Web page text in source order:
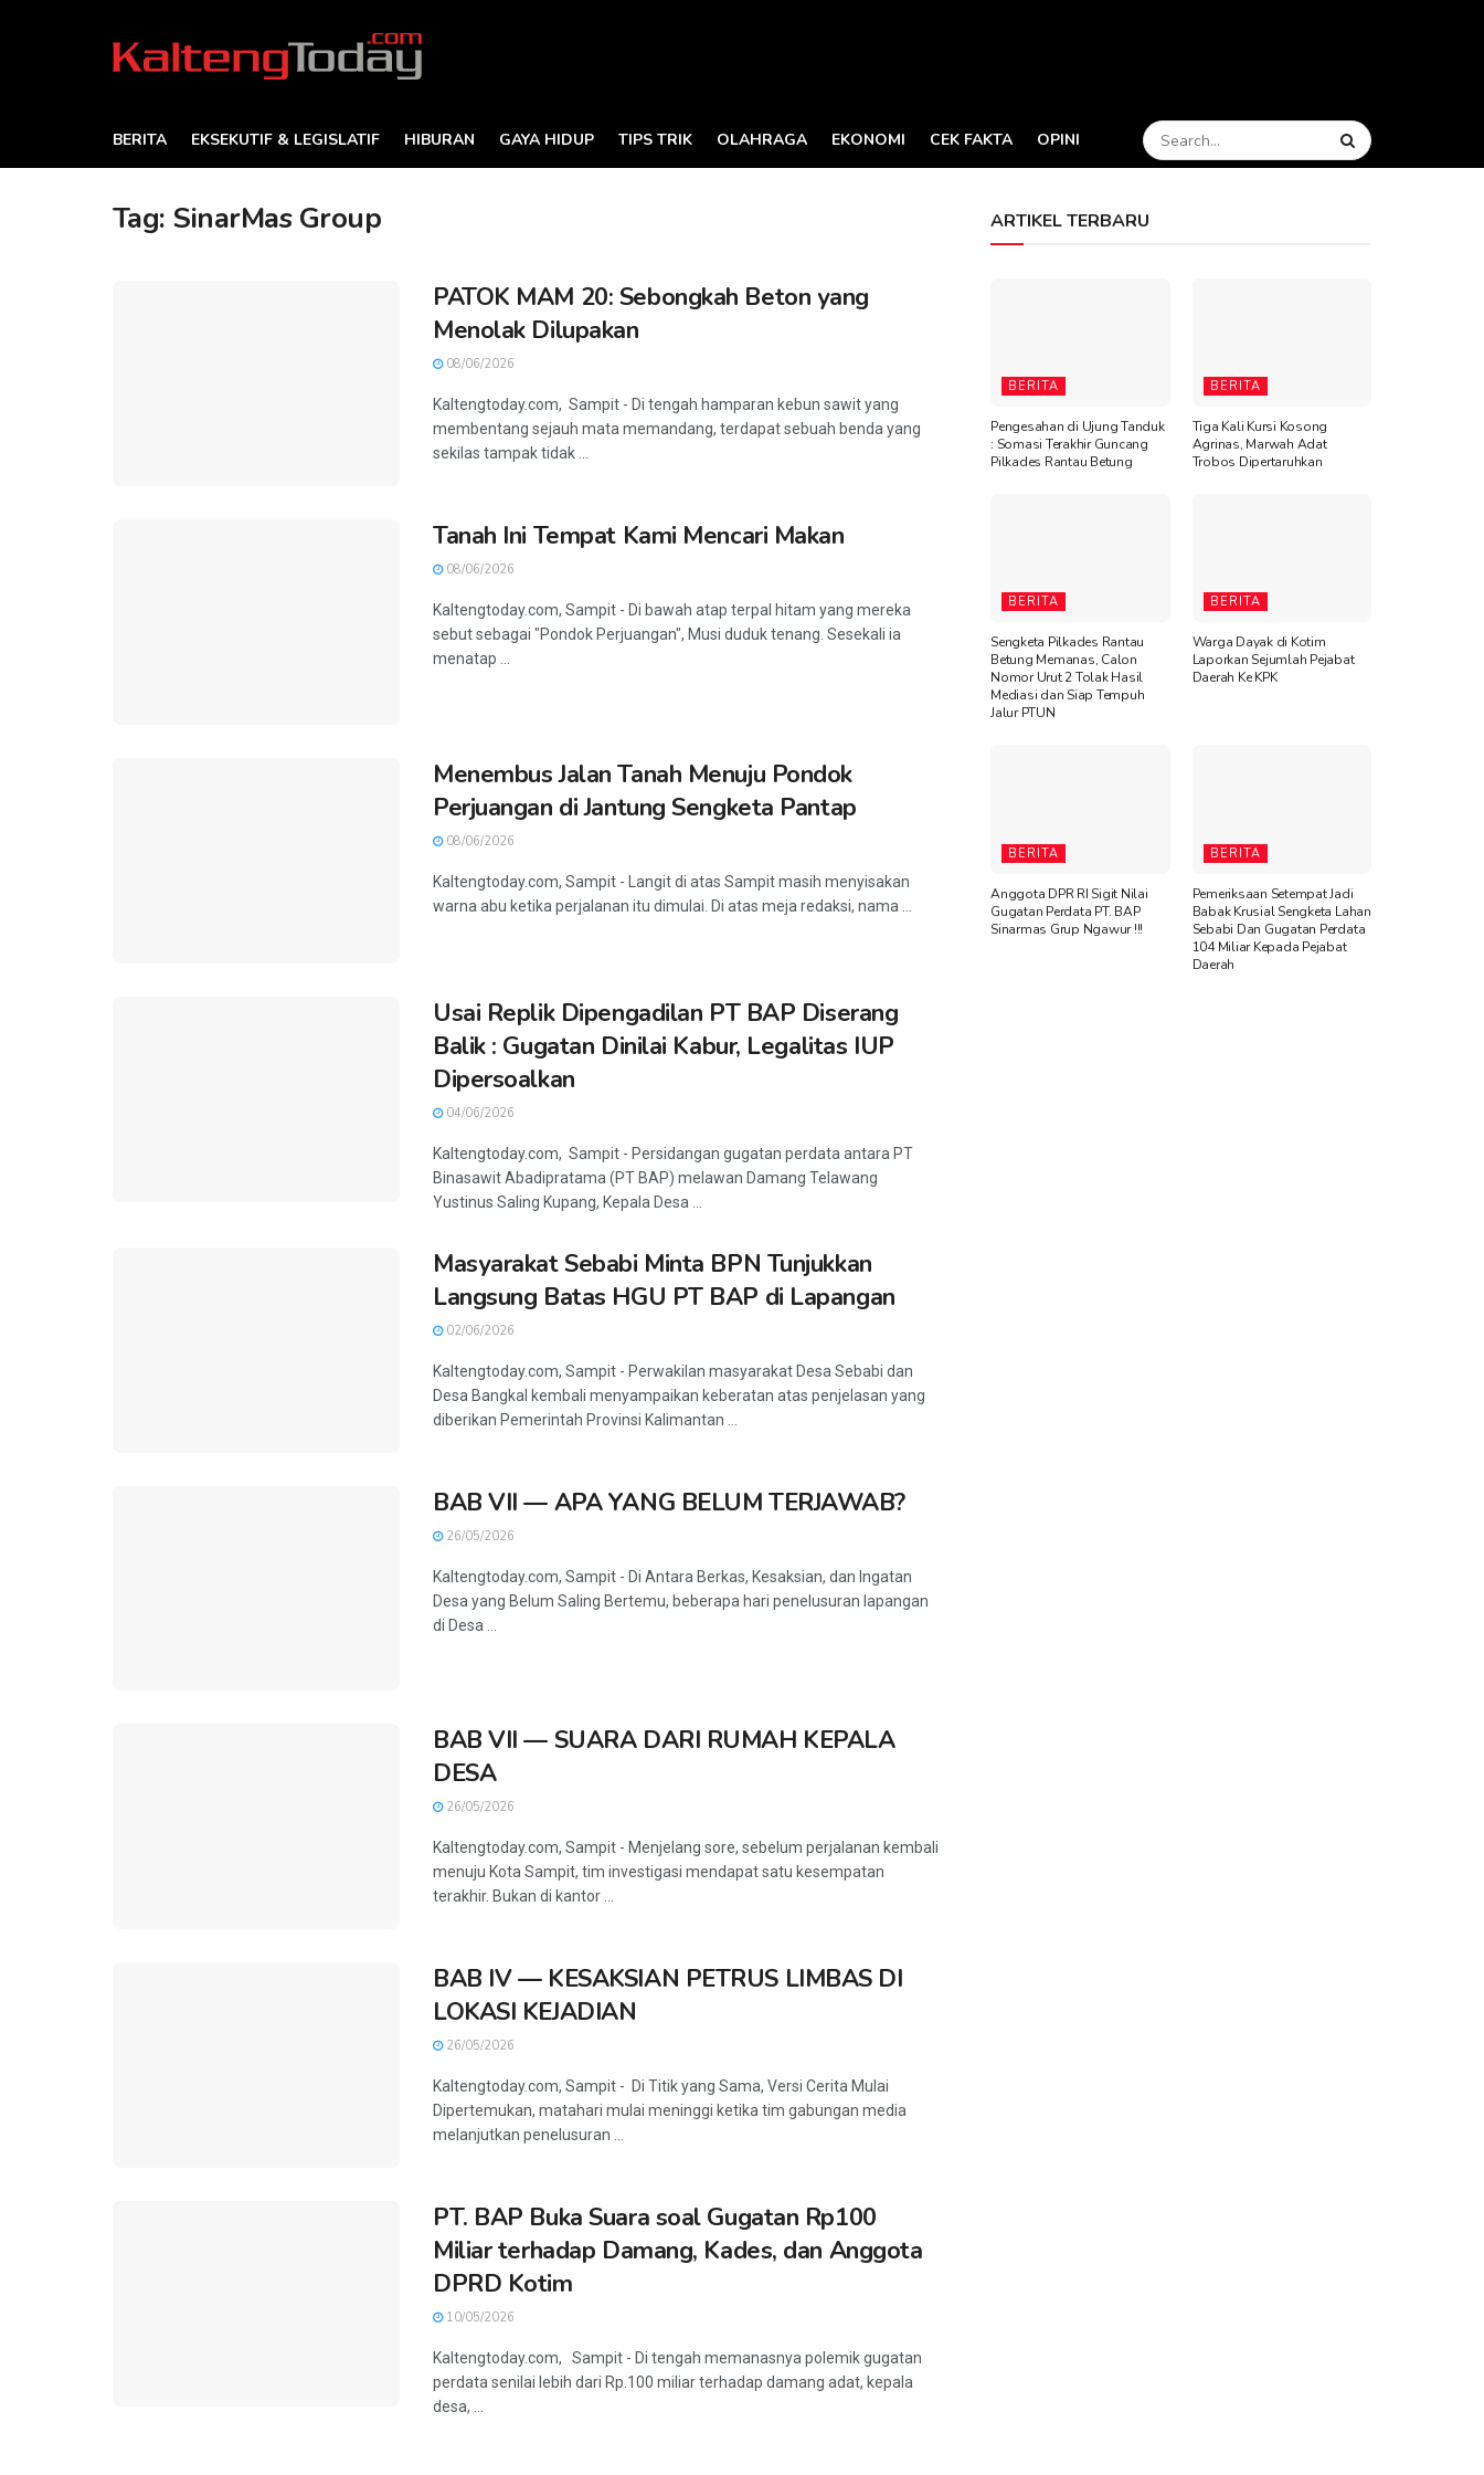
BERITA EKSEKUTIF & LEGISLATIF HIBURAN GAYA HIDUP TIPS TRIK OLAHRAGA EKONOMI CEK FAKTA OPINI
Tag: SinarMas Group
PATOK MAM 20: Sebongkah Beton yang
Menolak Dilupakan
08/06/2026
Kaltengtoday.com, Sampit - Di tengah hamparan kebun sawit yang
membentang sejauh mata memandang, terdapat sebuah benda yang
sekilas tampak tidak ...
Tanah Ini Tempat Kami Mencari Makan
08/06/2026
Kaltengtoday.com, Sampit - Di bawah atap terpal hitam yang mereka
sebut sebagai "Pondok Perjuangan", Musi duduk tenang. Sesekali ia
menatap ...
Menembus Jalan Tanah Menuju Pondok
Perjuangan di Jantung Sengketa Pantap
08/06/2026
Kaltengtoday.com, Sampit - Langit di atas Sampit masih menyisakan
warna abu ketika perjalanan itu dimulai. Di atas meja redaksi, nama ...
Usai Replik Dipengadilan PT BAP Diserang
Balik : Gugatan Dinilai Kabur, Legalitas IUP
Dipersoalkan
04/06/2026
Kaltengtoday.com, Sampit - Persidangan gugatan perdata antara PT
Binasawit Abadipratama (PT BAP) melawan Damang Telawang
Yustinus Saling Kupang, Kepala Desa ...
Masyarakat Sebabi Minta BPN Tunjukkan
Langsung Batas HGU PT BAP di Lapangan
02/06/2026
Kaltengtoday.com, Sampit - Perwakilan masyarakat Desa Sebabi dan
Desa Bangkal kembali menyampaikan keberatan atas penjelasan yang
diberikan Pemerintah Provinsi Kalimantan ...
BAB VII — APA YANG BELUM TERJAWAB?
26/05/2026
Kaltengtoday.com, Sampit - Di Antara Berkas, Kesaksian, dan Ingatan
Desa yang Belum Saling Bertemu, beberapa hari penelusuran lapangan
di Desa ...
BAB VII — SUARA DARI RUMAH KEPALA
DESA
26/05/2026
Kaltengtoday.com, Sampit - Menjelang sore, sebelum perjalanan kembali
menuju Kota Sampit, tim investigasi mendapat satu kesempatan
terakhir. Bukan di kantor ...
BAB IV — KESAKSIAN PETRUS LIMBAS DI
LOKASI KEJADIAN
26/05/2026
Kaltengtoday.com, Sampit - Di Titik yang Sama, Versi Cerita Mulai
Dipertemukan, matahari mulai meninggi ketika tim gabungan media
melanjutkan penelusuran ...
PT. BAP Buka Suara soal Gugatan Rp100
Miliar terhadap Damang, Kades, dan Anggota
DPRD Kotim
10/05/2026
Kaltengtoday.com, Sampit - Di tengah memanasnya polemik gugatan
perdata senilai lebih dari Rp.100 miliar terhadap damang adat, kepala
desa, ...
ARTIKEL TERBARU
BERITA
Pengesahan di Ujung Tanduk
: Somasi Terakhir Guncang
Pilkades Rantau Betung
BERITA
Tiga Kali Kursi Kosong
Agrinas, Marwah Adat
Trobos Dipertaruhkan
BERITA
Sengketa Pilkades Rantau
Betung Memanas, Calon
Nomor Urut 2 Tolak Hasil
Mediasi dan Siap Tempuh
Jalur PTUN
BERITA
Warga Dayak di Kotim
Laporkan Sejumlah Pejabat
Daerah Ke KPK
BERITA
Anggota DPR RI Sigit Nilai
Gugatan Perdata PT. BAP
Sinarmas Grup Ngawur !!!
BERITA
Pemeriksaan Setempat Jadi
Babak Krusial Sengketa Lahan
Sebabi Dan Gugatan Perdata
104 Miliar Kepada Pejabat
Daerah